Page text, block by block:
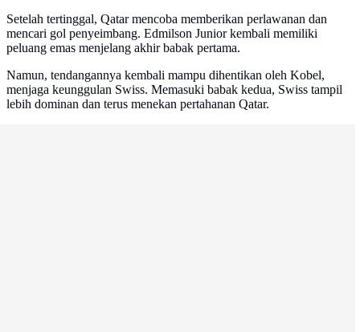
Setelah tertinggal, Qatar mencoba memberikan perlawanan dan
mencari gol penyeimbang. Edmilson Junior kembali memiliki
peluang emas menjelang akhir babak pertama.
Namun, tendangannya kembali mampu dihentikan oleh Kobel,
menjaga keunggulan Swiss. Memasuki babak kedua, Swiss tampil
lebih dominan dan terus menekan pertahanan Qatar.